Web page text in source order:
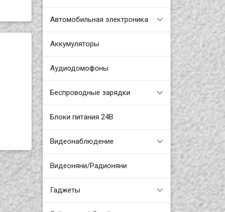
Автомобильная электроника
Аккумуляторы
Аудиодомофоны
Беспроводные зарядки
Блоки питания 24В
Видеонаблюдение
Видеоняни/Радионяни
Гаджеты